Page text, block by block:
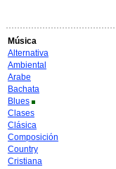
Música
Alternativa
Ambiental
Arabe
Bachata
Blues
Clases
Clásica
Composición
Country
Cristiana